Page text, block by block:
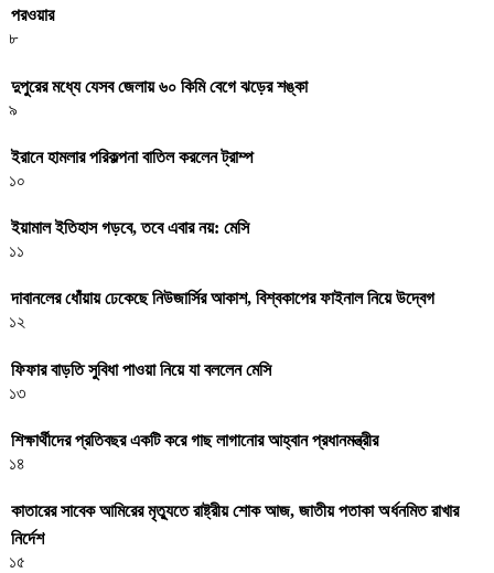
পরওয়ার
৮
দুপুরের মধ্যে যেসব জেলায় ৬০ কিমি বেগে ঝড়ের শঙ্কা
৯
ইরানে হামলার পরিকল্পনা বাতিল করলেন ট্রাম্প
১০
ইয়ামাল ইতিহাস গড়বে, তবে এবার নয়: মেসি
১১
দাবানলের ধোঁয়ায় ঢেকেছে নিউজার্সির আকাশ, বিশ্বকাপের ফাইনাল নিয়ে উদ্বেগ
১২
ফিফার বাড়তি সুবিধা পাওয়া নিয়ে যা বললেন মেসি
১৩
শিক্ষার্থীদের প্রতিবছর একটি করে গাছ লাগানোর আহ্বান প্রধানমন্ত্রীর
১৪
কাতারের সাবেক আমিরের মৃত্যুতে রাষ্ট্রীয় শোক আজ, জাতীয় পতাকা অর্ধনমিত রাখার
নির্দেশ
১৫